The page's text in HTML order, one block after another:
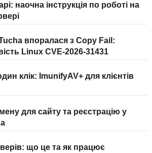
наочна інструкція по роботі на
впоралася з Copy Fail:
Linux CVE-2026-31431
клік: ImunifyAV+ для клієнтів
для сайту та реєстрацію у
що це та як працює